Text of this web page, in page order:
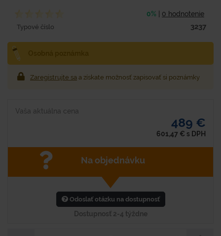
0% 0 hodnotenie
Typové číslo 3237
Zaregistrujte sa a získate možnosť zapisovať si poznámky
Vaša aktuálna cena
489 €
601,47 € s DPH
Na objednávku
Odoslať otázku na dostupnosť
Dostupnosť 2-4 týždne